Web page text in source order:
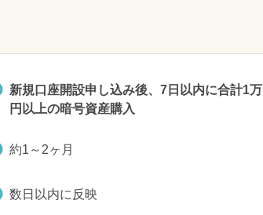
新規口座開設申し込み後、7日以内に合計1万
円以上の暗号資産購入
約1～2ヶ月
数日以内に反映